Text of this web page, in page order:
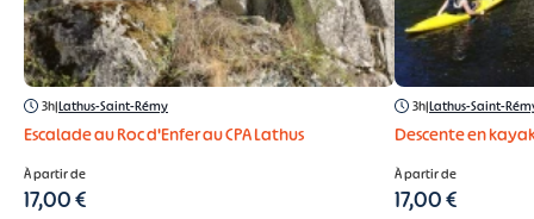
3h|Lathus-Saint-Rémy
Escalade au Roc d'Enfer au CPA Lathus
À partir de
17,00 €
3h|Lathus-Saint-
Descente en
À partir de
17,00 €